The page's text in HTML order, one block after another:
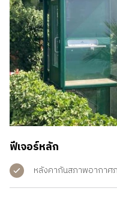
ฟีเจอร์หลัก
หลังคากันสภาพอากาศ